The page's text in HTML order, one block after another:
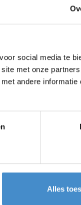
social media te
met onze
andere informatie
Alles